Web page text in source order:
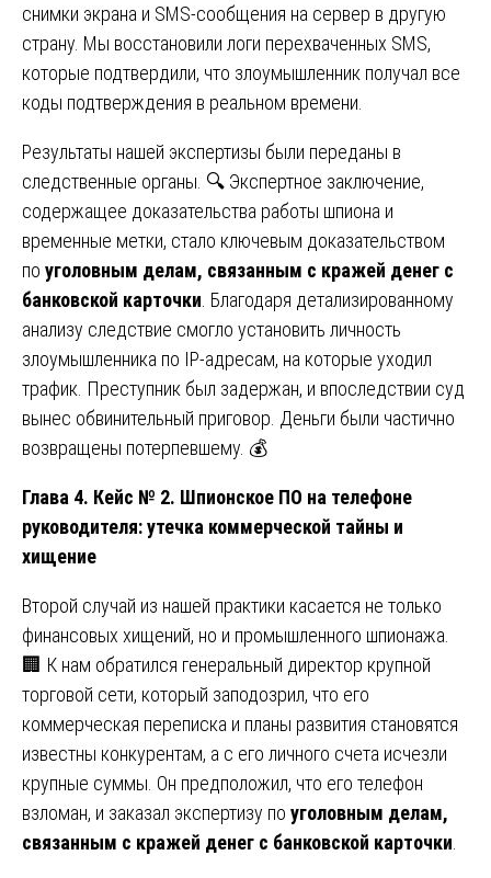
снимки экрана и SMS-сообщения на сервер в другую
страну. Мы восстановили логи перехваченных SMS,
которые подтвердили, что злоумышленник получал все
коды подтверждения в реальном времени.
Результаты нашей экспертизы были переданы в
следственные органы. 🔍 Экспертное заключение,
содержащее доказательства работы шпиона и
временные метки, стало ключевым доказательством
по уголовным делам, связанным с кражей денег с
банковской карточки . Благодаря детализированному
анализу следствие смогло установить личность
злоумышленника по IP-адресам, на которые уходил
трафик. Преступник был задержан, и впоследствии суд
вынес обвинительный приговор. Деньги были частично
возвращены потерпевшему. 💰
Глава 4. Кейс № 2. Шпионское ПО на телефоне
руководителя: утечка коммерческой тайны и
хищение
Второй случай из нашей практики касается не только
финансовых хищений, но и промышленного шпионажа.
🏢 К нам обратился генеральный директор крупной
торговой сети, который заподозрил, что его
коммерческая переписка и планы развития становятся
известны конкурентам, а с его личного счета исчезли
крупные суммы. Он предположил, что его телефон
взломан, и заказал экспертизу по уголовным делам,
связанным с кражей денег с банковской карточки